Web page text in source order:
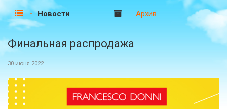
Новости Архив
Финальная распродажа
30 июня 2022